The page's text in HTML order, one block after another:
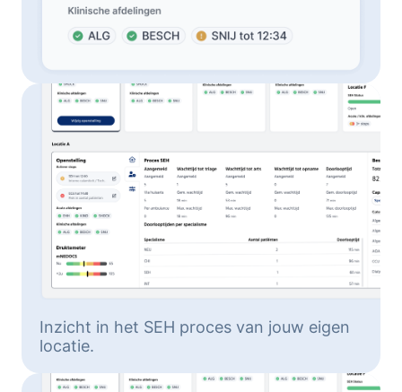
Inzicht in het SEH proces van jouw eigen
locatie.